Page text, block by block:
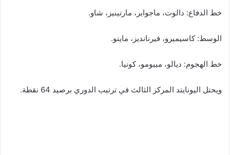
خط الدفاع: دالوت، ماجواير، مارتينيز، شاو.
الوسط: كاسيميرو، فيرنانديز، ماينو.
خط الهجوم: ديالو، مبيومو، كونيا.
ويحتل اليونايتد المركز الثالث في ترتيب الدوري برصيد 64 نقطة.